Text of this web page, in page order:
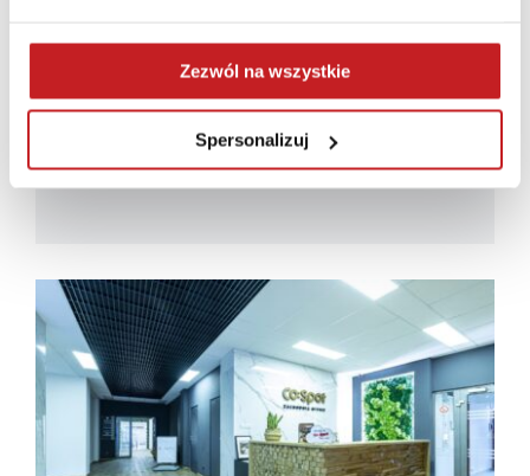
Zezwól na wszystkie
Spersonalizuj
zwłaszcza jako przestrzeń
coworkingowa. Chcesz zobaczyć jak
robimy to w CoSpot?Sprawdź naszą
ofertę Widzimy się w biurze? Walory
estetyczne...